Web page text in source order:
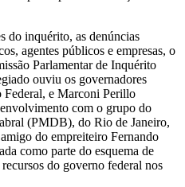
do inquérito, as denúncias
agentes públicos e empresas, o
Parlamentar de Inquérito
ouviu os governadores
e Marconi Perillo
com o grupo do
(PMDB), do Rio de Janeiro,
do empreiteiro Fernando
como parte do esquema de
do governo federal nos